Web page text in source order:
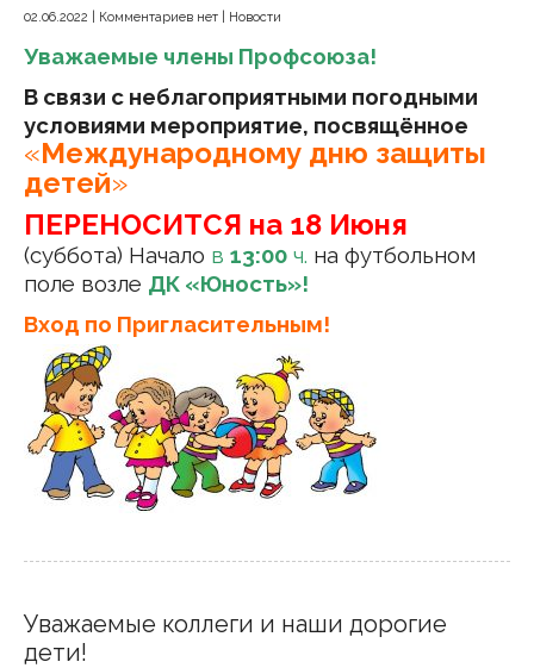
02.06.2022 Комментариев нет Новости
Уважаемые члены Профсоюза!
В связи с неблагоприятными погодными
условиями мероприятие, посвящённое
«Международному дню защиты
детей»
ПЕРЕНОСИТСЯ на 18 Июня
(суббота) Начало в 13:00 ч. на футбольном
поле возле ДК «Юность»!
Вход по Пригласительным!
Уважаемые коллеги и наши дорогие
дети!